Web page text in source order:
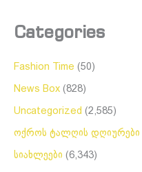
Categories
Fashion Time (50)
News Box (828)
Uncategorized (2,585)
ოქროს ტალღის დღიურები
სიახლეები (6,343)